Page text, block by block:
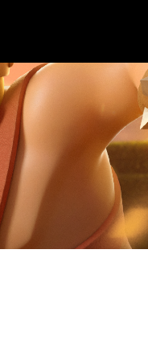
Career Stories